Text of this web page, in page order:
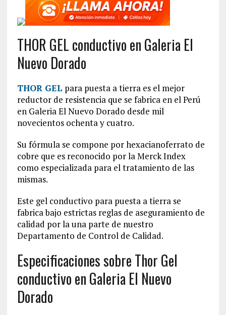
THOR GEL conductivo en Galeria El
Nuevo Dorado
THOR GEL para puesta a tierra es el mejor
reductor de resistencia que se fabrica en el Perú
en Galeria El Nuevo Dorado desde mil
novecientos ochenta y cuatro.
Su fórmula se compone por hexacianoferrato de
cobre que es reconocido por la Merck Index
como especializada para el tratamiento de las
mismas.
Este gel conductivo para puesta a tierra se
fabrica bajo estrictas reglas de aseguramiento de
calidad por la una parte de nuestro
Departamento de Control de Calidad.
Especificaciones sobre Thor Gel
conductivo en Galeria El Nuevo
Dorado